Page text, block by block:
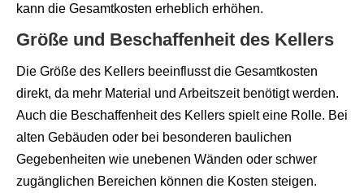
kann die Gesamtkosten erheblich erhöhen.
Größe und Beschaffenheit des Kellers
Die Größe des Kellers beeinflusst die Gesamtkosten
direkt, da mehr Material und Arbeitszeit benötigt werden.
Auch die Beschaffenheit des Kellers spielt eine Rolle. Bei
alten Gebäuden oder bei besonderen baulichen
Gegebenheiten wie unebenen Wänden oder schwer
zugänglichen Bereichen können die Kosten steigen.